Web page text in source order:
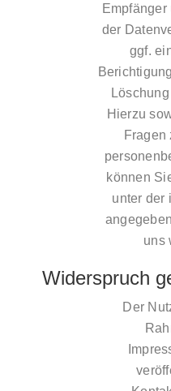
der
ggf.
Hierzu
Fragen
können
unter der
uns
Widerspruch
Der